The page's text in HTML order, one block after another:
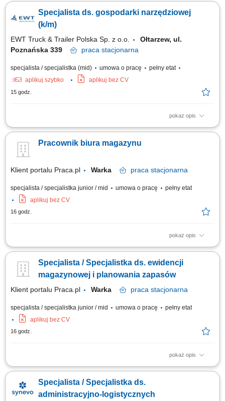
raportów i analiz; dbałość o prawidłowy obieg dokumentów;
Specjalista ds. gospodarki narzędziowej
(k/m)
EWT Truck & Trailer Polska Sp. z o.o.
Ołtarzew, ul.
Poznańska 339
praca stacjonarna
specjalista / specjalistka (mid) umowa o pracę
pełny etat
aplikuj szybko
aplikuj bez CV
15 godz.
pokaż opis
Zakres obowiązków: Prowadzenie i porządkowanie gospodarki
Inwentaryzacja narzędzi oraz bieżąca aktualizacja stanu magazynowego;
Nadzór nad stanem technicznym narzędzi i urządzeń; Monitorowanie
Pracownik biura magazynu
Klient portalu Praca.pl Warka praca stacjonarna
specjalista / specjalistka junior / mid umowa o pracę
pełny etat
aplikuj bez CV
16 godz.
pokaż opis
nadzór nad prawidłowością wykonywania operacji magazynowych w
magazynowej w programie magazynowym typu SAP; współpraca z
koordynatorem zakupu i sprzedaży w zakresie sporządzania
Specjalista / Specjalistka ds. ewidencji
magazynowej i planowania zapasów
Klient portalu Praca.pl Warka praca stacjonarna
specjalista / specjalistka junior / mid umowa o pracę
pełny etat
aplikuj bez CV
16 godz.
pokaż opis
Odpowiedzialność za efektywne zarządzanie stanami magazynowymi w
działem zakupów, sprzedaży oraz handlowcami w celu zapewnienia
bezproblemowej i terminowej wysyłki zamówień. Nadzorowanie
Specjalista / Specjalistka ds.
administracyjno-logistycznych​